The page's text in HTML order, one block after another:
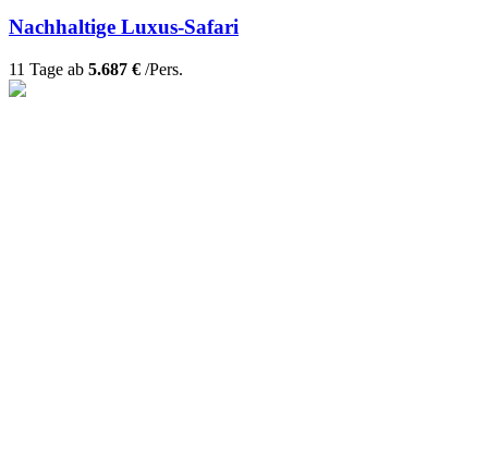
Nachhaltige Luxus-Safari
11 Tage ab 5.687 € /Pers.